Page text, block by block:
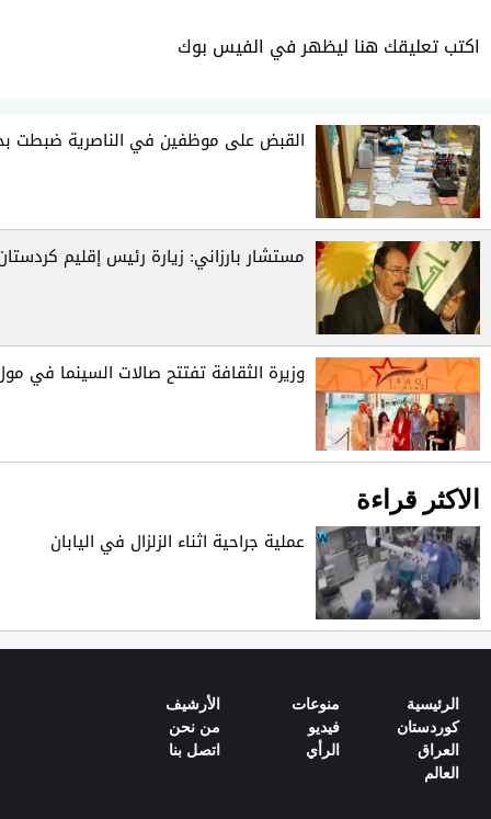
اكتب تعليقك هنا ليظهر في الفيس بوك
القبض على موظفين في الناصرية ضبطت
مستشار بارزاني: زيارة رئيس إقليم
وزيرة الثقافة تفتتح صالات السينما في
الاكثر قراءة
عملية جراحية اثناء الزلزال في اليابان
الرئیسیة
كوردستان
العراق
العالم
منوعات
فيديو
الرأي
الأرشيف
من نحن‌
اتصل بنا‌